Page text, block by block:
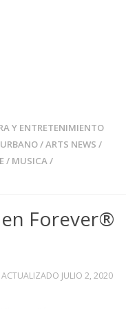
Y ENTRETENIMIENTO
/ARTS NEWS /
/ MUSICA/
Forever®
ACTUALIZADO JULIO 2, 2020